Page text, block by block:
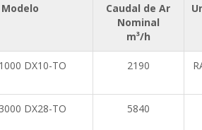
Modelo
Caudal de Ar
Nominal
m³/h
DX10-TO 2190
DX28-TO 5840